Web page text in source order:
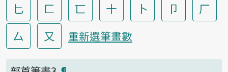
匕
匚 匸 十 卜 卩
厂
厶
又 重新選筆畫數